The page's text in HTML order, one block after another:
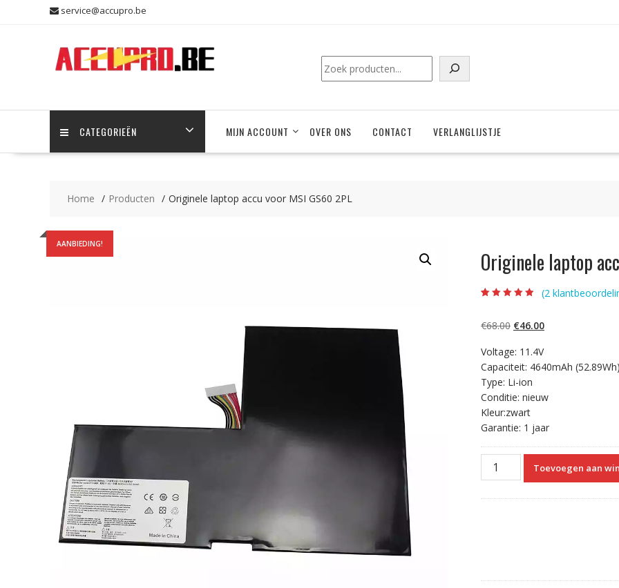
service@accupro.be
Zoeken
CATEGORIEËN MIJN ACCOUNT OVER ONS CONTACT VERLANGLIJSTJE
Home Producten Originele laptop accu voor MSI GS60 2PL
AANBIEDING!
Originele laptop
gebaseerd op
klantbeoordelin
(2
€68.00 Oorspronkelijke
was:
€68.00.
€46.00Huidige
€46.00.
Voltage: 11.4V
Capaciteit: 4640mAh (52.89Wh)
Type: Li-ion
Conditie: nieuw
Kleur:zwart
Garantie: 1 jaar
Originele
laptop
Toevoegen aan